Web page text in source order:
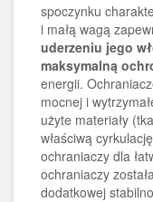
spoczynku
i małą wagą
uderzeniu jego
maksymalną
energii.
mocnej i
użyte materiały
właściwą
ochraniaczy dla
ochraniaczy
dodatkowej